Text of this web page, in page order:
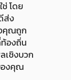
ใช่ โดย
ส่ง
คุณถูก
องถิ่น
ชิงบวก
องคุณ